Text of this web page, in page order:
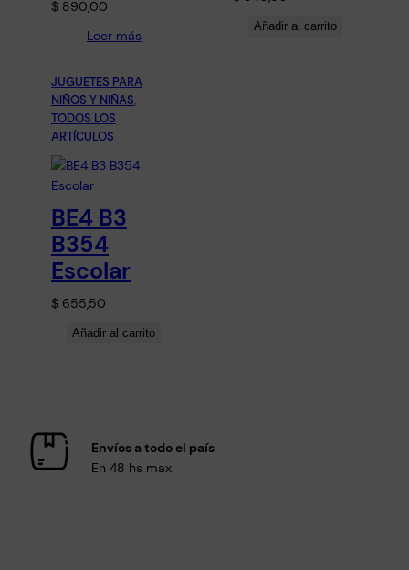
$ 890,00
Leer más
Añadir al carrito
JUGUETES PARA
NIÑOS Y NIÑAS
TODOS LOS
ARTÍCULOS
BE4 B3
B354
Escolar
$ 655,50
Añadir al carrito
Envíos a todo el país
En 48 hs max.